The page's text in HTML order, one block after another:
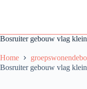
Bosruiter gebouw vlag klein
Home
Bosruiter gebouw vlag klein